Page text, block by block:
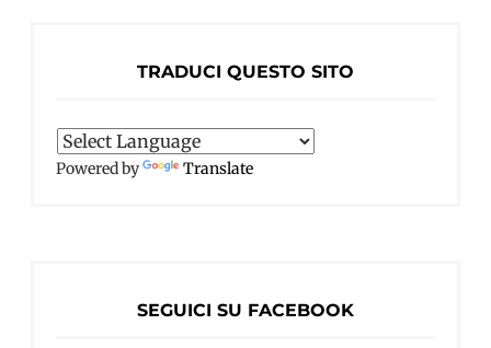
TRADUCI QUESTO SITO
Powered by Translate
SEGUICI SU FACEBOOK